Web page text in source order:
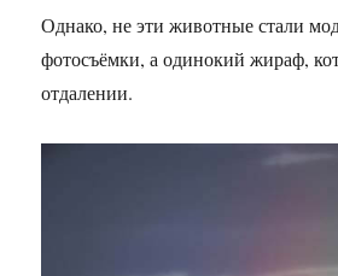
Однако, не эти животные стали
фотосъёмки, а одинокий жираф,
отдалении.